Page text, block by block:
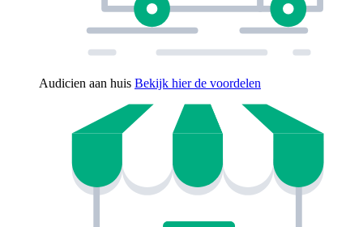
Audicien aan huis Bekijk hier de voordelen